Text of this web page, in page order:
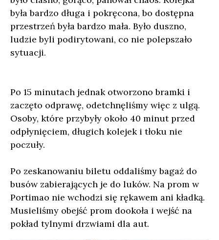
była bardzo długa i pokręcona, bo dostępna
przestrzeń była bardzo mała. Było duszno,
ludzie byli podirytowani, co nie polepszało
sytuacji.
Po 15 minutach jednak otworzono bramki i
zaczęto odprawę, odetchnęliśmy więc z ulgą.
Osoby, które przybyły około 40 minut przed
odpłynięciem, długich kolejek i tłoku nie
poczuły.
Po zeskanowaniu biletu oddaliśmy bagaż do
busów zabierających je do luków. Na prom w
Portimao nie wchodzi się rękawem ani kładką.
Musieliśmy obejść prom dookoła i wejść na
pokład tylnymi drzwiami dla aut.